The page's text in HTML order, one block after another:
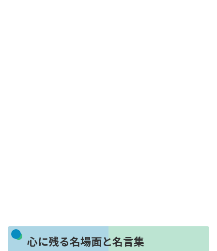
心に残る名場面と名言集